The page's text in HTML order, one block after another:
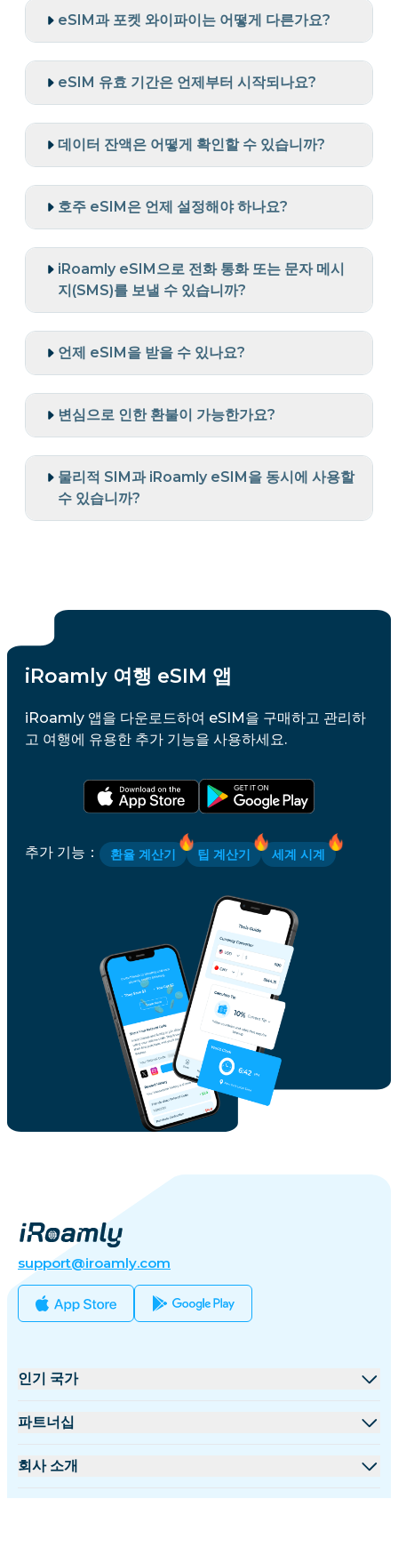
eSIM과 포켓 와이파이는 어떻게 다른가요?
eSIM 유효 기간은 언제부터 시작되나요?
데이터 잔액은 어떻게 확인할 수 있습니까?
호주 eSIM은 언제 설정해야 하나요?
iRoamly eSIM으로 전화 통화 또는 문자 메시
지(SMS)를 보낼 수 있습니까?
언제 eSIM을 받을 수 있나요?
변심으로 인한 환불이 가능한가요?
물리적 SIM과 iRoamly eSIM을 동시에 사용할
수 있습니까?
iRoamly 여행 eSIM 앱
iRoamly 앱을 다운로드하여 eSIM을 구매하고 관리하
고 여행에 유용한 추가 기능을 사용하세요.
추가 기능 ： 환율 계산기 팁 계산기 세계 시계
support@iroamly.com
인기 국가
미국
파트너십
도매 플랫폼
회사 소개
iRoamly 소개